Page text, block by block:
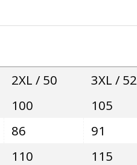
2XL / 50
3XL / 52
100
105
86
91
110 115